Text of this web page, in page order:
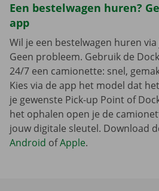
Een bestelwagen huren?
app
Wil je een bestelwagen huren
Geen probleem. Gebruik de
24/7 een camionette: snel,
Kies via de app het model dat
je gewenste Pick-up Point of
het ophalen open je de
jouw digitale sleutel. Download
Android ofApple.